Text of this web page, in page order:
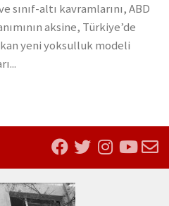
sınıf-altı kavramlarını, ABD
aksine, Türkiye’de
yeni yoksulluk modeli